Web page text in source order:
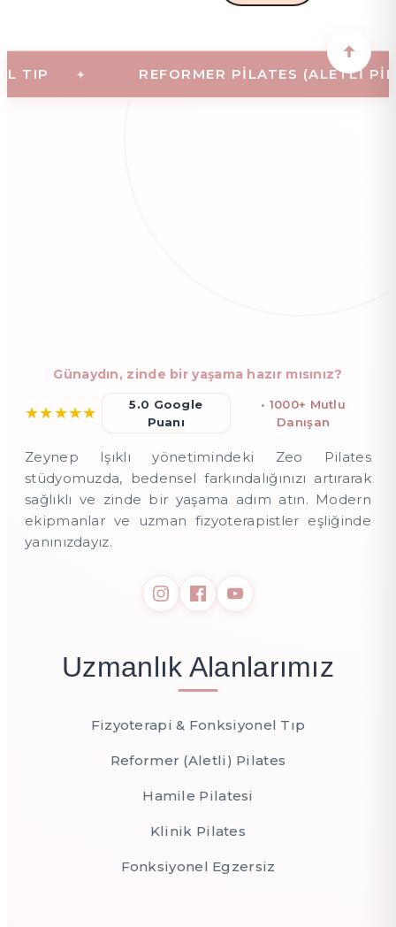
REFORMER PILATES (ALETLI
Günaydın, zinde bir yaşama hazır mısınız?
★★★★★
5.0 Google
Puanı
• 1000+ Mutlu
Danışan
Zeynep Işıklı yönetimindeki Zeo Pilates
stüdyomuzda, bedensel farkındalığınızı artırarak
sağlıklı ve zinde bir yaşama adım atın. Modern
ekipmanlar ve uzman fizyoterapistler eşliğinde
yanınızdayız.
Uzmanlık Alanlarımız
Fizyoterapi & Fonksiyonel Tıp
Reformer (Aletli) Pilates
Hamile Pilatesi
Klinik Pilates
Fonksiyonel Egzersiz